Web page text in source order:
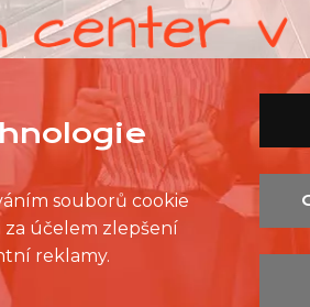
SEZNAM NC
OSOBNÍCH ÚDAJŮ
souborů cookie
za účelem zlepšení
reklamy.